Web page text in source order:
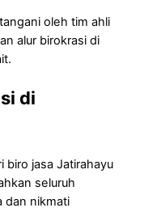
oleh tim ahli
alur birokrasi di
di
biro jasa Jatirahayu
seluruh
dan nikmati